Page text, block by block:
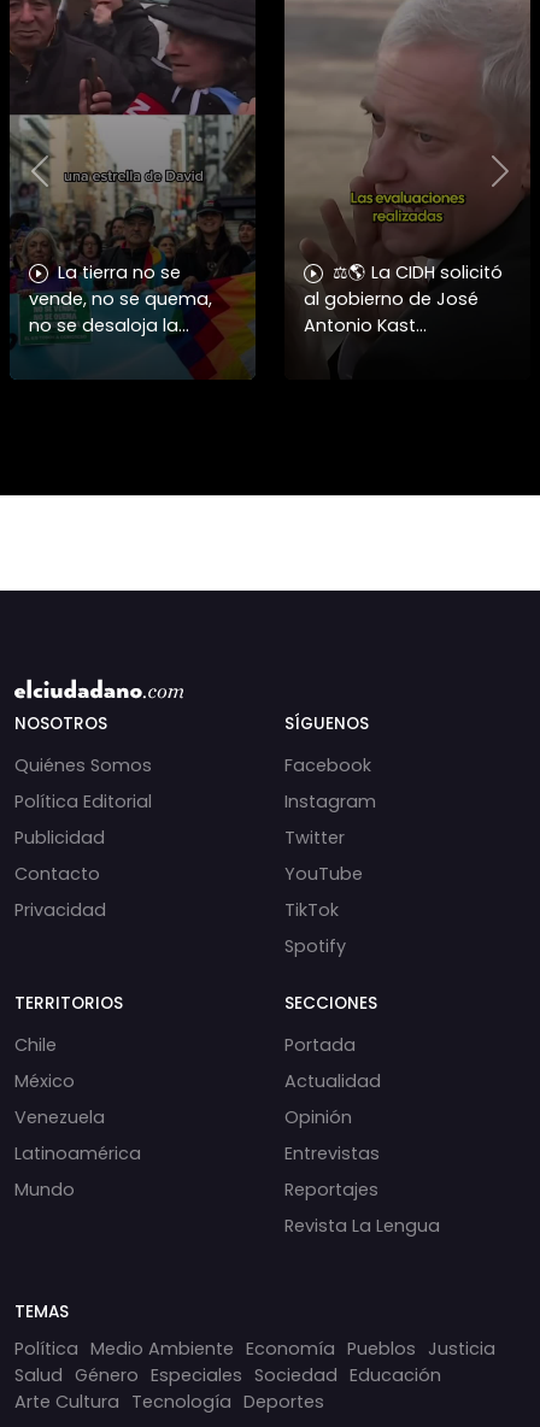
La tierra no se
vende, no se quema,
no se desaloja la
protesta en toda
#argentina contra la
⚖️🌎 La CIDH solicitó
al gobierno de José
Antonio Kast
información detallada
sobre cambios
Previous
NOSOTROS
Quiénes Somos
Política Editorial
Publicidad
Contacto
Privacidad
SÍGUENOS
Facebook
Instagram
Twitter
YouTube
TikTok
Spotify
TERRITORIOS
Chile
México
Venezuela
Latinoamérica
Mundo
SECCIONES
Portada
Actualidad
Opinión
Entrevistas
Reportajes
Revista La Lengua
TEMAS
Política Medio Ambiente Economía Pueblos Justicia
Salud Género Especiales Sociedad Educación
Arte Cultura Tecnología Deportes